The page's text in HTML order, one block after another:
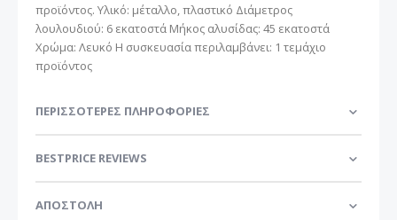
προϊόντος. Υλικό: μέταλλο, πλαστικό Διάμετρος
λουλουδιού: 6 εκατοστά Μήκος αλυσίδας: 45 εκατοστά
Χρώμα: Λευκό Η συσκευασία περιλαμβάνει: 1 τεμάχιο
προϊόντος
ΠΕΡΙΣΣΌΤΕΡΕΣ ΠΛΗΡΟΦΟΡΊΕΣ
BESTPRICE REVIEWS
ΑΠΟΣΤΟΛΗ